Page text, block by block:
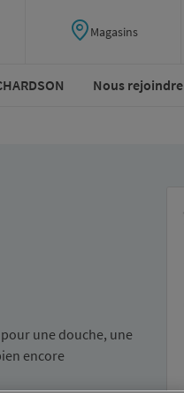
Magasins
Nous rejoindre
une douche, une
encore